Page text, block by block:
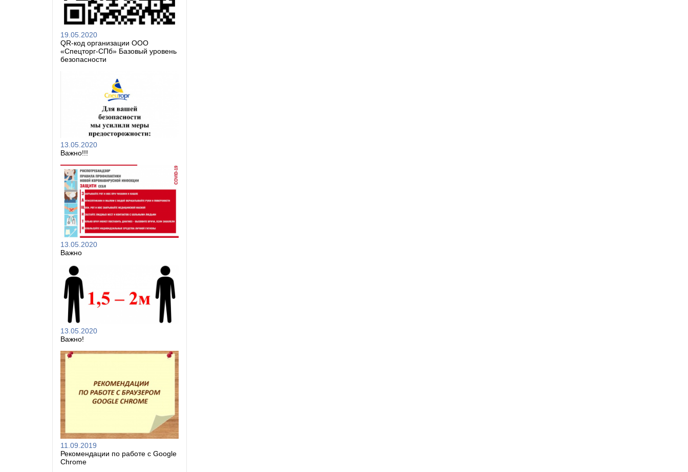
19.05.2020
QR-код организации ООО
«Спецторг-СПб» Базовый уровень
безопасности
13.05.2020
Важно!!!
13.05.2020
Важно
13.05.2020
Важно!
11.09.2019
Рекомендации по работе с Google
Chrome